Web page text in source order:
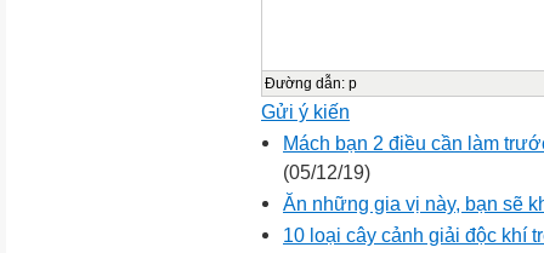
Đường dẫn: p
Gửi ý kiến
Mách bạn 2 điều cần làm
(05/12/19)
Ăn những gia vị này, bạn sẽ
10 loại cây cảnh giải độc khí